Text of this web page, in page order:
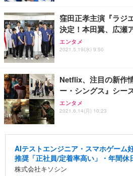
窪田正孝主演『ラジ
決定！本田翼、広瀬
エンタメ
2021.5.19(水) 9:50
Netflix、注目の新作
ー・シングス』シー
エンタメ
2021.6.14(月) 10:23
AIテストエンジニア・スマホゲーム
推奨「正社員/定着率高い」・年間休
株式会社キソシン